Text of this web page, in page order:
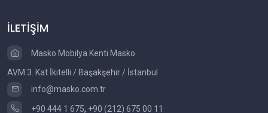
İLETİŞİM
Masko Mobilya Kenti Masko
AVM 3. Kat İkitelli / Başakşehir / İstanbul
info@masko.com.tr
+90 444 1 675, +90 (212) 675 00 11